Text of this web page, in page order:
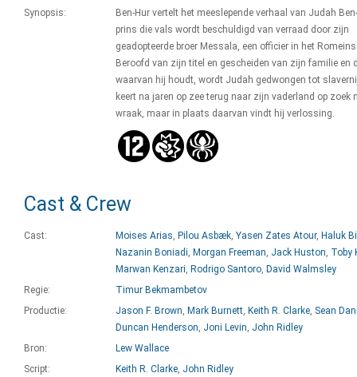
Synopsis:
Ben-Hur vertelt het meeslepende verhaal van Judah
prins die vals wordt beschuldigd van verraad door zijn
geadopteerde broer Messala, een officier in het
Beroofd van zijn titel en gescheiden van zijn familie en
waarvan hij houdt, wordt Judah gedwongen tot
keert na jaren op zee terug naar zijn vaderland op zoek
wraak, maar in plaats daarvan vindt hij verlossing.
Cast & Crew
Cast: Moises Arias, Pilou Asbæk, Yasen Zates Atour, Haluk
Nazanin Boniadi, Morgan Freeman, Jack Huston, Toby
Marwan Kenzari, Rodrigo Santoro, David Walmsley
Regie:
Timur Bekmambetov
Productie:
Jason F. Brown, Mark Burnett, Keith R. Clarke, Sean
Duncan Henderson, Joni Levin, John Ridley
Bron:
Lew Wallace
Script:
Keith R. Clarke, John Ridley